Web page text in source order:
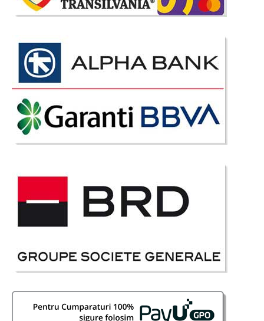
Stoc Epuizat - Indisponibil
-29%
Spatarul scaunului are dimensiuni generoase, beneficiaza de o forma
ergonomica si asigura col..
339 Lei
239 Lei
Stoc Epuizat - Indisponibil
Adauga la Favorite